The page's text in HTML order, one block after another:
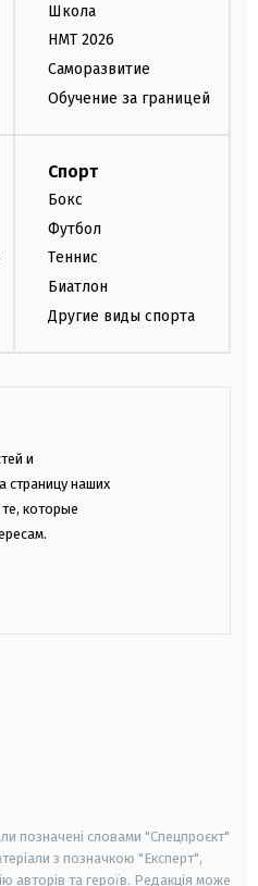
Школа
НМТ 2026
Саморазвитие
Обучение за границей
Спорт
Бокс
Футбол
Теннис
Биатлон
Другие виды спорта
и
страницу наших
которые
позначені словами "Спецпроєкт"
з позначкою "Експерт",
авторів та героїв. Редакція може